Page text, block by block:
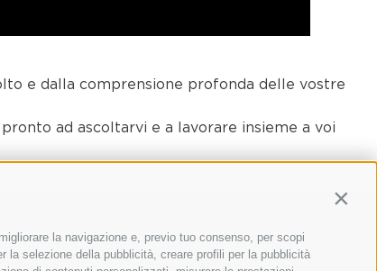
la navigazione e, previo tuo consenso, per scopi
selezione della pubblicità, creare profili per la pubblicità
e dalla comprensione profonda delle vostre
ad ascoltarvi e a lavorare insieme a voi